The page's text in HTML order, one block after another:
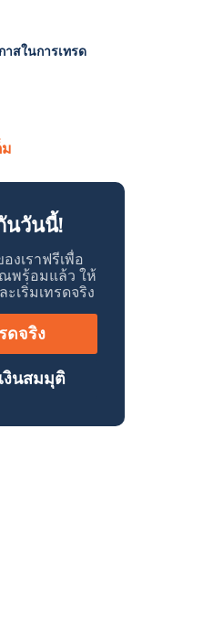
สในการเทรด
นวันนี้!
งเราฟรีเพื่อ
พร้อมแล้ว ให้
เริ่มเทรดจริง
ดจริง
งินสมมุติ